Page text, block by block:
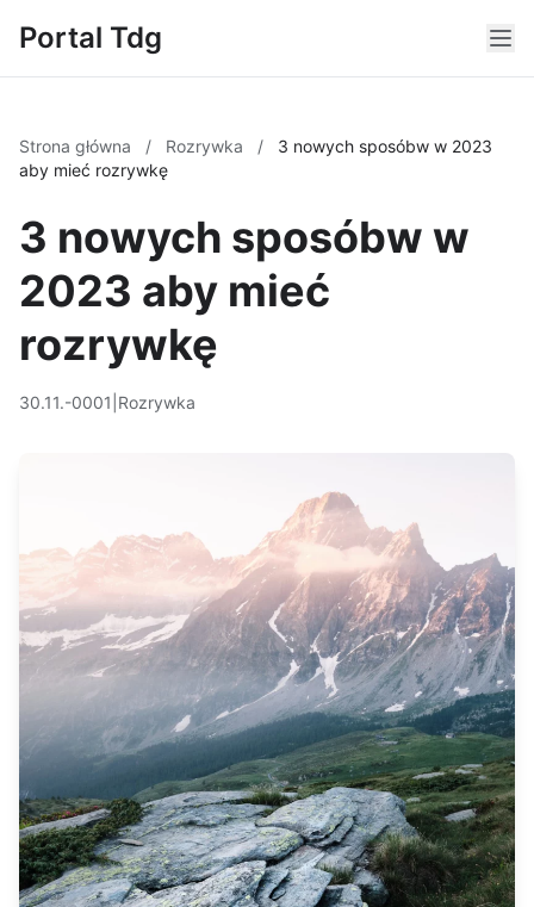
Portal Tdg
Strona główna / Rozrywka /
3 nowych sposóbw w 2023
aby mieć rozrywkę
3 nowych sposóbw w
2023 aby mieć
rozrywkę
30.11.-0001 Rozrywka